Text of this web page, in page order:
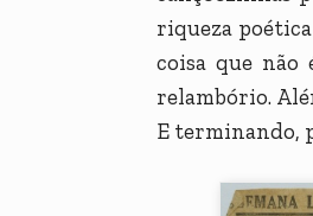
riqueza
coisa que não
relambório.
E terminando,